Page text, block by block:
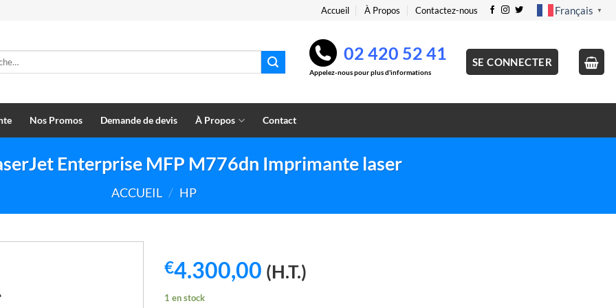
Accueil À Propos Contactez-nous Français ▼
02 420 52 41
Appelez-nous pour plus d'informations
SE CONNECTER
Nos Promos Demande de devis À Propos Contact
Enterprise MFP M776dn Imprimante laser
ACCUEIL / HP
€4.300,00 (H.T.)
1 en stock